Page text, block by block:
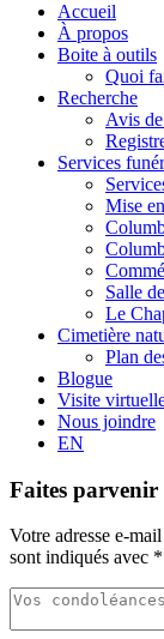
Accueil
À propos
Boite à outils
Quoi
Recherche
Avis
Services
Mise
Salle
Le
Cimetière
Plan
Blogue
Visite
Nous joindre
EN
Faites parvenir
Votre adresse e-
sont indiqués avec *